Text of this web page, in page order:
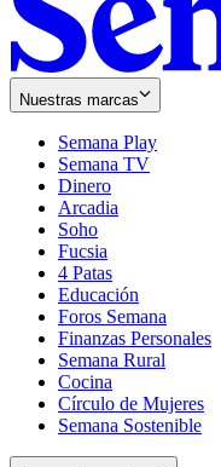
Nuestras marcas
Semana Play
Semana TV
Dinero
Arcadia
Soho
in
new
window
Fucsia
in
new
window
4 Patas
Educación
Foros Semana
Finanzas Personales
Semana Rural
Cocina
Círculo de Mujeres
Semana Sostenible